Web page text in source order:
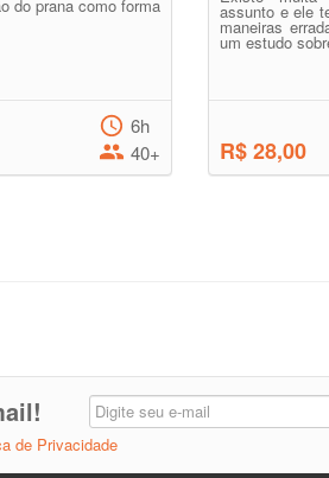
do prana como forma
6h
40+
assunto e ele
maneiras
um estudo
R$ 28,00
de Privacidade